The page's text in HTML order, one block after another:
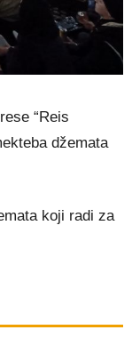
“Reis
džemata
koji radi za